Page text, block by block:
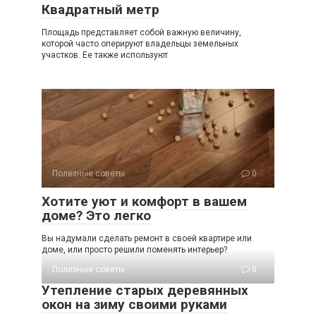
Квадратный метр
Площадь представляет собой важную величину,
которой часто оперируют владельцы земельных
участков. Ее также используют
Полезные советы 0
Хотите уют и комфорт в вашем
доме? Это легко
Вы надумали сделать ремонт в своей квартире или
доме, или просто решили поменять интерьер?
Полезные советы
0
Утепление старых деревянных
окон на зиму своими руками